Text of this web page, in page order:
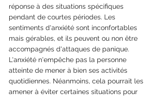
réponse à des situations spécifiques
pendant de courtes périodes. Les
sentiments d'anxiété sont inconfortables
mais gérables, et ils peuvent ou non être
accompagnés d'attaques de panique.
L'anxiété n'empêche pas la personne
atteinte de mener à bien ses activités
quotidiennes. Néanmoins, cela pourrait les
amener à éviter certaines situations pour